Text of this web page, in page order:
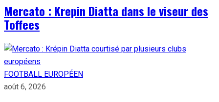
Mercato : Krepin Diatta dans le viseur des
Toffees
FOOTBALL EUROPÉEN
août 6, 2026